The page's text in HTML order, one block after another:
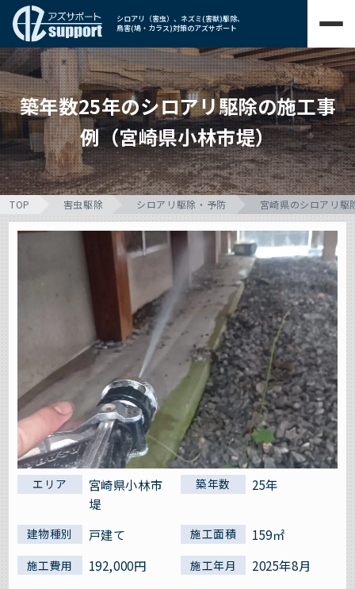
シロアリ（害虫）、ネズミ(害獣)駆除、
鳥害(鳩・カラス)対策のアズサポート
築年数25年のシロアリ駆除の施工事
例（宮崎県小林市堤）
TOP 害虫駆除 シロアリ駆除・予防 宮崎県のシロアリ駆
エリア
宮崎県小林市
堤
築年数 25年
建物種別 戸建て 施工面積 159㎡
施工費用 192,000円 施工年月
2025年8月